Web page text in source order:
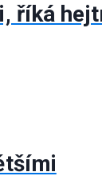
říká